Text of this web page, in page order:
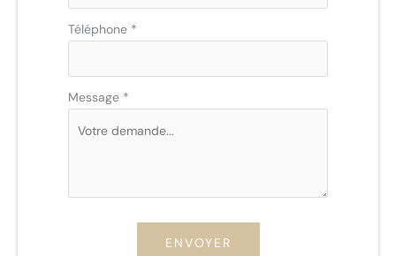
Téléphone *
Message *
ENVOYER